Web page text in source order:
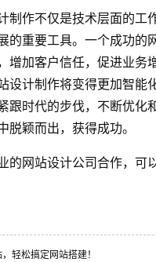
制作不仅是技术层面的工
的重要工具。一个成功的
增加客户信任，促进业务
设计制作将变得更加智能
跟时代的步伐，不断优化
脱颖而出，获得成功。
的网站设计公司合作，可
轻松搞定网站搭建！